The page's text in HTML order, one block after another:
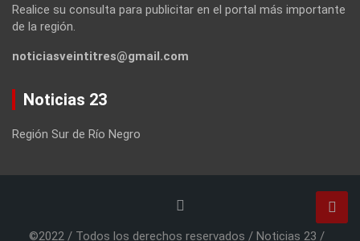
Realice su consulta para publicitar en el portal más importante
de la región.
noticiasveintitres@gmail.com
Noticias 23
Región Sur de Río Negro
©2022 / Todos los derechos reservados / Noticias 23 /